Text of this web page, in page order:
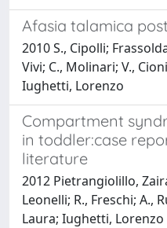
Afasia talamica
2010 S., Cipolli;
Vivi; C., Molinari; V.,
Iughetti, Lorenzo
Compartment
in toddler:case
literature
2012 Pietrangiolillo,
Leonelli; R., Freschi; A.,
Laura; Iughetti, Lorenzo